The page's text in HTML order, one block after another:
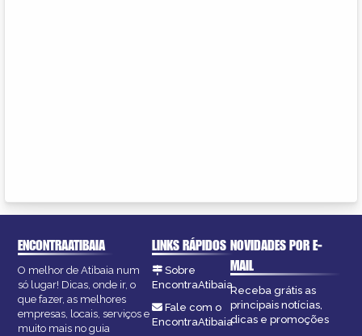
ENCONTRAATIBAIA
O melhor de Atibaia num
só lugar! Dicas, onde ir, o
que fazer, as melhores
empresas, locais, serviços e
muito mais no guia
LINKS RÁPIDOS
Sobre
EncontraAtibaia
Fale com o
EncontraAtibaia
NOVIDADES POR E-
MAIL
Receba grátis as
principais notícias,
dicas e promoções